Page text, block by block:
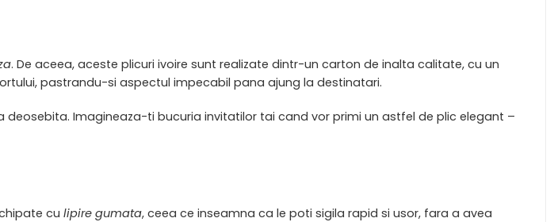
. De aceea, aceste plicuri ivoire sunt realizate dintr-un carton de inalta calitate, cu un
pastrandu-si aspectul impecabil pana ajung la destinatari.
Imagineaza-ti bucuria invitatilor tai cand vor primi un astfel de plic elegant –
cu lipire gumata, ceea ce inseamna ca le poti sigila rapid si usor, fara a avea